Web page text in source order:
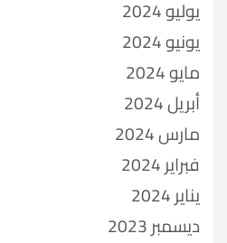
يوليو 2024
يونيو 2024
مايو 2024
أبريل 2024
مارس 2024
فبراير 2024
يناير 2024
ديسمبر 2023